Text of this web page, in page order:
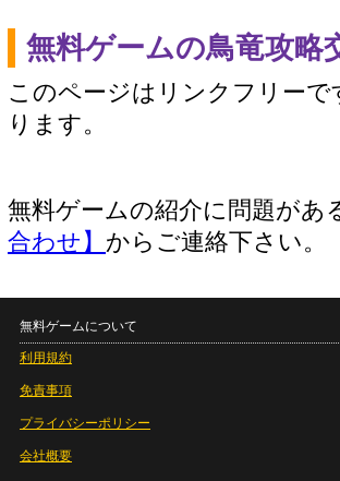
無料ゲームの鳥竜攻略
このページはリンクフリー
ります。
無料ゲームの紹介に問題があ
合わせ】 からご連絡下さい。
無料ゲームについて
利用規約
免責事項
プライバシーポリシー
会社概要